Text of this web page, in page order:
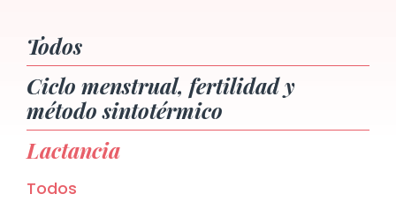
Todos
Ciclo menstrual, fertilidad y
método sintotérmico
Lactancia
Todos